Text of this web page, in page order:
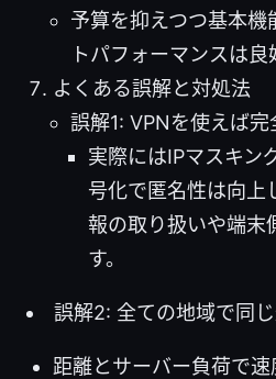
予算を抑えつつ基本機
トパフォーマンスは良
よくある誤解と対処法
誤解1: VPNを使えば
実際にはIPマスキン
号化で匿名性は向上
報の取り扱いや端末
す。
誤解2: 全ての地域で同
距離とサーバー負荷で